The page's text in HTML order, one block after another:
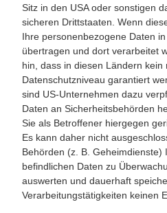
Sitz in den USA oder sonstigen
sicheren Drittstaaten. Wenn
Ihre personenbezogene Daten
übertragen und dort verarbeitet
hin, dass in diesen Ländern
Datenschutzniveau garantiert
sind US-Unternehmen dazu
Daten an Sicherheitsbehörden
Sie als Betroffener hiergegen
Es kann daher nicht
Behörden (z. B. Geheimdienste)
befindlichen Daten zu
auswerten und dauerhaft
Verarbeitungstätigkeiten keinen